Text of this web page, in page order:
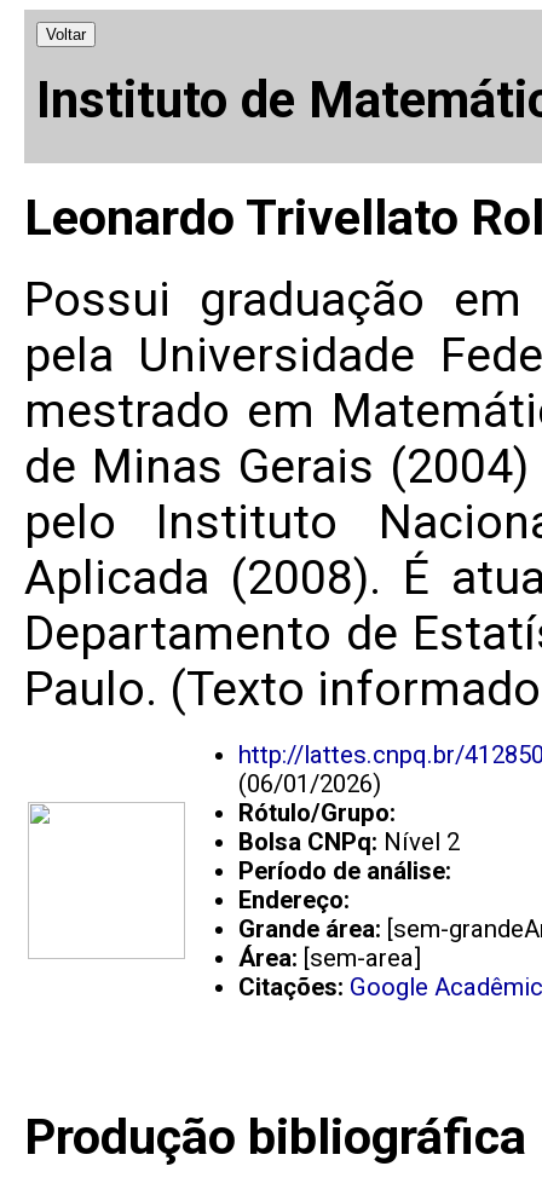
Voltar
Instituto de
Leonardo Trivellato
Possui graduação
pela Universidade
mestrado em
de Minas Gerais
pelo Instituto
Aplicada (2008). É
Departamento de
Paulo. (Texto
http://lattes.cnpq.br/
(06/01/2026)
Rótulo/Grupo:
Bolsa CNPq: Nível 2
Período de análise:
Endereço:
Grande área: [sem-
Área: [sem-area]
Citações: Google
Produção bibliográfica